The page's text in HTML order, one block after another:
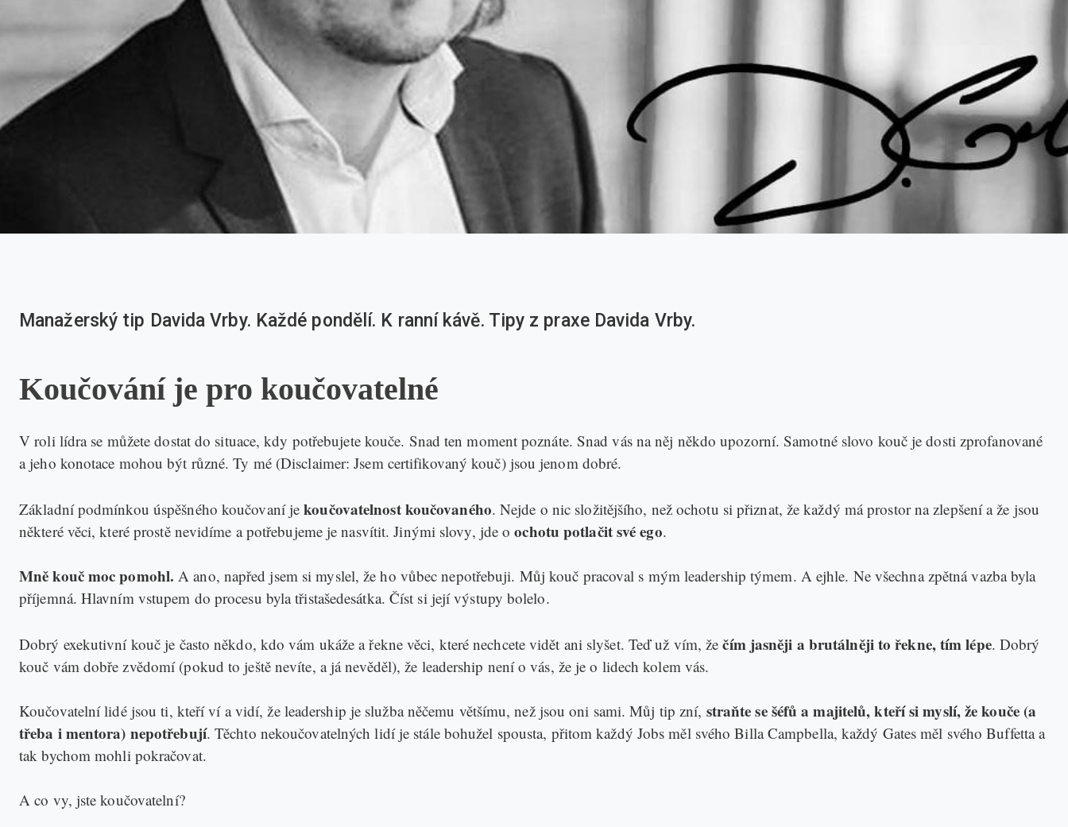
Manažerský tip Davida Vrby. Každé pondělí. K ranní kávě. Tipy z praxe Davida Vrby.
Koučování je pro koučovatelné
V roli lídra se můžete dostat do situace, kdy potřebujete kouče. Snad ten moment poznáte. Snad vás na něj někdo upozorní. Samotné slovo kouč je dosti zprofanované
a jeho konotace mohou být různé. Ty mé (Disclaimer: Jsem certifikovaný kouč) jsou jenom dobré.
Základní podmínkou úspěšného koučovaní jekoučovatelnost koučovaného. Nejde o nic složitějšího, než ochotu si přiznat, že každý má prostor na zlepšení a že jsou
některé věci, které prostě nevidíme a potřebujeme je nasvítit. Jinými slovy, jde oochotu potlačit své ego.
Mně kouč moc pomohl. A ano, napřed jsem si myslel, že ho vůbec nepotřebuji. Můj kouč pracoval s mým leadership týmem. A ejhle. Ne všechna zpětná vazba byla
příjemná. Hlavním vstupem do procesu byla třistašedesátka. Číst si její výstupy bolelo.
Dobrý exekutivní kouč je často někdo, kdo vám ukáže a řekne věci, které nechcete vidět ani slyšet. Teď už vím, žečím jasněji a brutálněji to řekne, tím lépe. Dobrý
kouč vám dobře zvědomí (pokud to ještě nevíte, a já nevěděl), že leadership není o vás, že je o lidech kolem vás.
Koučovatelní lidé jsou ti, kteří ví a vidí, že leadership je služba něčemu většímu, než jsou oni sami. Můj tip zní, straňte se šéfů a majitelů, kteří si myslí, že kouče (a
třeba i mentora) nepotřebují. Těchto nekoučovatelných lidí je stále bohužel spousta, přitom každý Jobs měl svého Billa Campbella, každý Gates měl svého Buffetta a
tak bychom mohli pokračovat.
A co vy, jste koučovatelní?